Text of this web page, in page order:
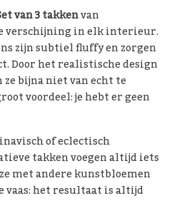
van 3 takkenvan
verschijning in elk interieur.
zijn subtiel fluffy en zorgen
Door het realistische design
bijna niet van echt te
voordeel: je hebt er geen
of eclectisch
takken voegen altijd iets
met andere kunstbloemen
vaas: het resultaat is altijd